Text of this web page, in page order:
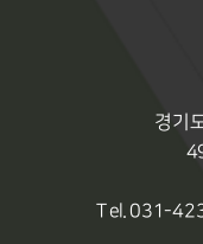
경기
Tel. 031-